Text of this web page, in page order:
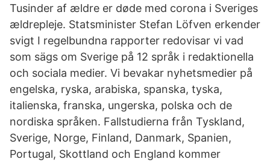
Tusinder af ældre er døde med corona i Sveriges
ældrepleje. Statsminister Stefan Löfven erkender
svigt I regelbundna rapporter redovisar vi vad
som sägs om Sverige på 12 språk i redaktionella
och sociala medier. Vi bevakar nyhetsmedier på
engelska, ryska, arabiska, spanska, tyska,
italienska, franska, ungerska, polska och de
nordiska språken. Fallstudierna från Tyskland,
Sverige, Norge, Finland, Danmark, Spanien,
Portugal, Skottland och England kommer